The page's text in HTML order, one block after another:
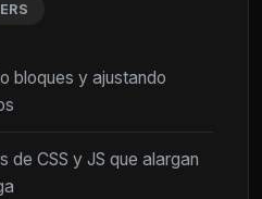
bloques y ajustando
de CSS y JS que alargan